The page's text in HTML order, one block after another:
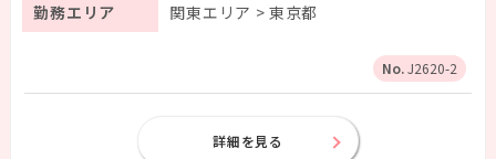
勤務エリア
関東エリア > 東京都
J2620-2
詳細を見る